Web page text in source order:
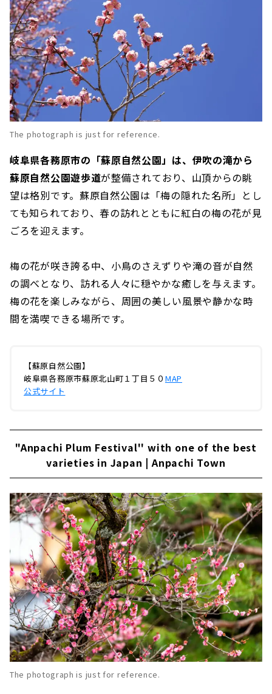
The photograph is just for reference.
岐阜県各務原市の「蘇原自然公園」は、伊吹の滝から
蘇原自然公園遊歩道が整備されており、山頂からの眺
望は格別です。蘇原自然公園は「梅の隠れた名所」とし
ても知られており、春の訪れとともに紅白の梅の花が見
ごろを迎えます。
梅の花が咲き誇る中、小鳥のさえずりや滝の音が自然
の調べとなり、訪れる人々に穏やかな癒しを与えます。
梅の花を楽しみながら、周囲の美しい風景や静かな時
間を満喫できる場所です。
【蘇原自然公園】
岐阜県各務原市蘇原北山町１丁目５０ MAP
公式サイト
"Anpachi Plum Festival'' with one of the best
varieties in Japan | Anpachi Town
The photograph is just for reference.